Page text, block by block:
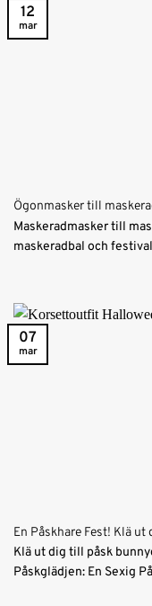
Ögonmasker till
Maskeradmasker till
maskeradbal och
12
mar
En Påskhare Fest! Klä
Klä ut dig till påsk
Påskglädjen: En Sexig
07
mar